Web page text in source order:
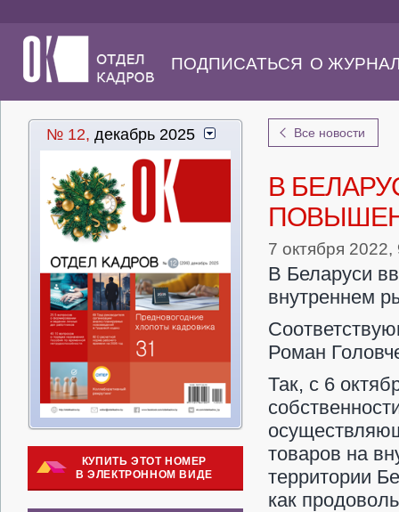
ПОДПИСАТЬСЯ О
№ 12, декабрь 2025
КУПИТЬ ЭТОТ НОМЕР
В ЭЛЕКТРОННОМ ВИДЕ
Все новости
В
7 октября 2022,
В Беларуси
внутреннем
Роман
Так, с 6
товаров на
территории
как